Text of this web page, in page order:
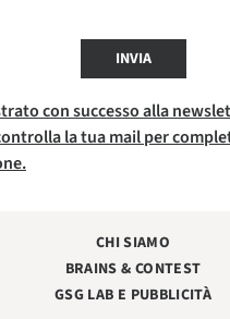
INVIA
con successo alla
la tua mail per
CHI SIAMO
BRAINS & CONTEST
GSG LAB E PUBBLICITÀ